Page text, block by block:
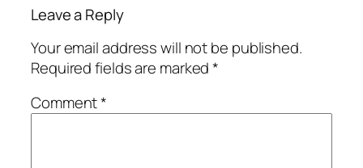
Leave a Reply
Your email address will not be published.
Required fields are marked*
Comment*